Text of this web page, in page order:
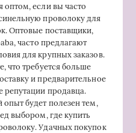
оптом, если вы часто
проволоку для
Оптовые поставщики,
часто предлагают
для крупных заказов.
что требуется больше
и предварительное
репутации продавца.
будет полезен тем,
выбором, где купить
Удачных покупок